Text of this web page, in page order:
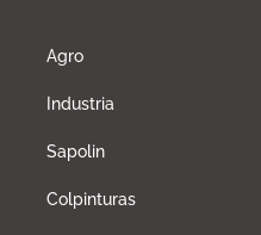
Agro
Industria
Sapolin
Colpinturas